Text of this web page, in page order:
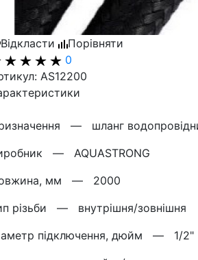
Відкласти
Порівняти
0
AS12200
— шланг
— AQUASTRONG
мм — 2000
різьби — внутрішня/зовнішня
підключення, дюйм — 1/2"